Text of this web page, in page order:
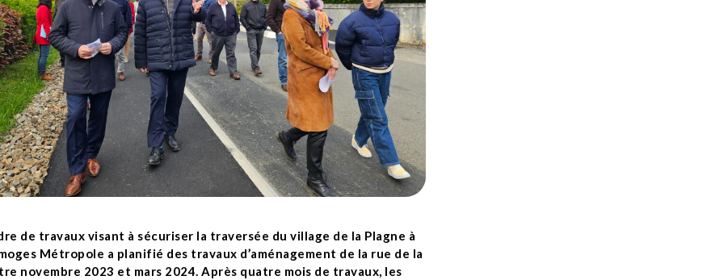
de travaux visant à sécuriser la traversée du village de la Plagne à
Métropole a planifié des travaux d’aménagement de la rue de la
novembre 2023 et mars 2024. Après quatre mois de travaux, les